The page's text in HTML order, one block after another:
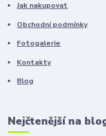
Jak nakupovat
Obchodní podmínky
Fotogalerie
Kontakty
Blog
Nejčtenější na